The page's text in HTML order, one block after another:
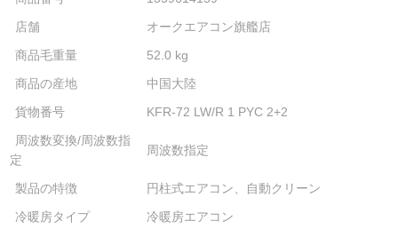
店舗
オークエアコン旗艦店
商品毛重量
52.0 kg
商品の産地
中国大陸
貨物番号
KFR-72 LW/R 1 PYC 2+2
周波数変換/周波数指
定
周波数指定
製品の特徴
円柱式エアコン、自動クリーン
冷暖房タイプ
冷暖房エアコン